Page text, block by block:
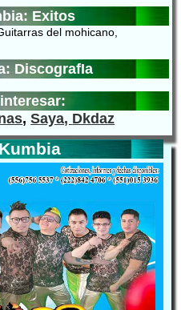
Exitos
del mohicano,
DiscografIa
,Saya, Dkdaz